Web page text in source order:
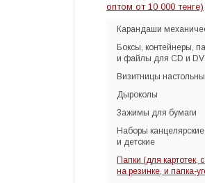
оптом от 10 000 тенге)
Карандаши
Боксы, контейнеры,
и файлы для CD и
Визитницы
Дыроколы
Зажимы для бумаги
Наборы
и детские
Папки (для картотек,
на резинке, и папка-